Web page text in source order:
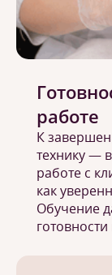
работе
К
технику —
работе с
как
Обучение